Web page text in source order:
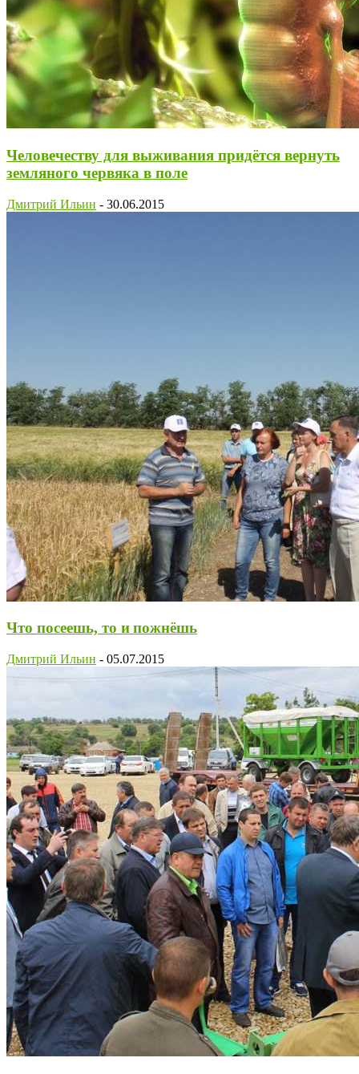
Человечеству для выживания придётся вернуть
земляного червяка в поле
Дмитрий Ильин - 30.06.2015
Что посеешь, то и пожнёшь
Дмитрий Ильин - 05.07.2015